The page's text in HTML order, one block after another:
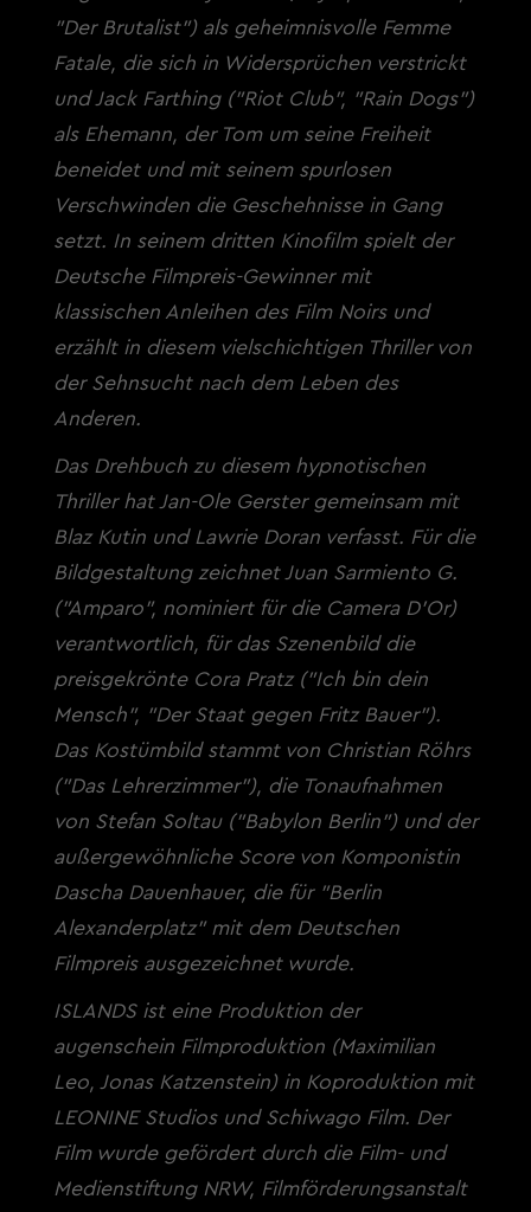
"Der Brutalist") als geheimnisvolle Femme
Fatale, die sich in Widersprüchen verstrickt
und Jack Farthing ("Riot Club", "Rain Dogs")
als Ehemann, der Tom um seine Freiheit
beneidet und mit seinem spurlosen
Verschwinden die Geschehnisse in Gang
setzt. In seinem dritten Kinofilm spielt der
Deutsche Filmpreis-Gewinner mit
klassischen Anleihen des Film Noirs und
erzählt in diesem vielschichtigen Thriller von
der Sehnsucht nach dem Leben des
Anderen.
Das Drehbuch zu diesem hypnotischen
Thriller hat Jan-Ole Gerster gemeinsam mit
Blaz Kutin und Lawrie Doran verfasst. Für die
Bildgestaltung zeichnet Juan Sarmiento G.
("Amparo", nominiert für die Camera D'Or)
verantwortlich, für das Szenenbild die
preisgekrönte Cora Pratz ("Ich bin dein
Mensch", "Der Staat gegen Fritz Bauer").
Das Kostümbild stammt von Christian Röhrs
("Das Lehrerzimmer"), die Tonaufnahmen
von Stefan Soltau ("Babylon Berlin") und der
außergewöhnliche Score von Komponistin
Dascha Dauenhauer, die für "Berlin
Alexanderplatz" mit dem Deutschen
Filmpreis ausgezeichnet wurde.
ISLANDS ist eine Produktion der
augenschein Filmproduktion (Maximilian
Leo, Jonas Katzenstein) in Koproduktion mit
LEONINE Studios und Schiwago Film. Der
Film wurde gefördert durch die Film- und
Medienstiftung NRW, Filmförderungsanstalt